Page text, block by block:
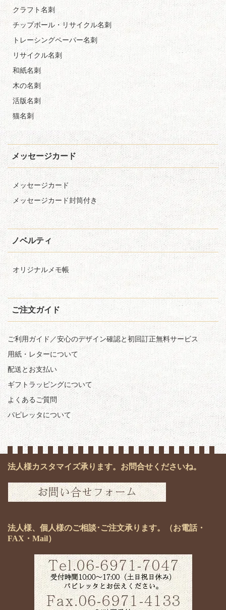
クラフト名刺
チップボール・リサイクル名刺
トレーシングペーパー名刺
リサイクル名刺
和紙名刺
木の名刺
活版名刺
猫名刺
メッセージカード
メッセージカード
メッセージカード封筒付き
ノベルティ
オリジナルメモ帳
ご注文ガイド
ご利用ガイド／安心のデザイン確認と初回訂正無料サービス
用紙・レターについて
配送とお支払い
ギフトラッピングについて
よくあるご質問
パピレッタについて
法人様カスタマイズ承ります。お問合せくださいね。
法人様、個人様のご相談･ご注文承ります。（お電話・
FAX・Mail）